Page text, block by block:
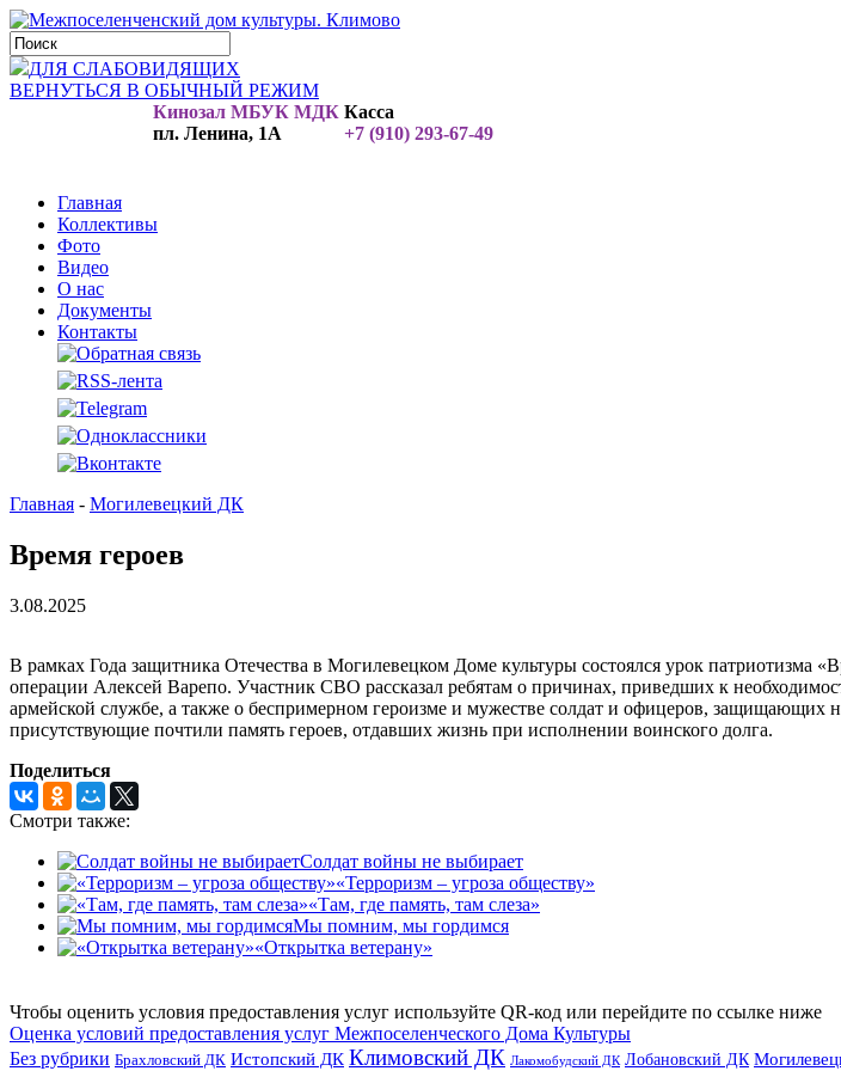
ДЛЯ СЛАБОВИДЯЩИХ
ВЕРНУТЬСЯ В ОБЫЧНЫЙ РЕЖИМ
Кинозал МБУК МДК
пл. Ленина, 1А
Касса
+7 (910) 293-67-49
Главная
Коллективы
Фото
Видео
О нас
Документы
Контакты
Главная - Могилевецкий ДК
Время героев
3.08.2025
В рамках Года защитника Отечества в Могилевецком Доме культуры состоялся урок патриотизма
операции Алексей Варепо. Участник СВО рассказал ребятам о причинах, приведших к
армейской службе, а также о беспримерном героизме и мужестве солдат и офицеров,
присутствующие почтили память героев, отдавших жизнь при исполнении воинского долга.
Поделиться
Смотри также:
Солдат войны не выбирает
«Терроризм – угроза обществу»
«Там, где память, там слеза»
Мы помним, мы гордимся
«Открытка ветерану»
Чтобы оценить условия предоставления услуг используйте QR-код или перейдите по ссылке ниже
Оценка условий предоставления услуг Межпоселенческого Дома Культуры
Без рубрики Брахловский ДК Истопский ДК Климовский ДК Лакомобудский ДК Лобановский ДК